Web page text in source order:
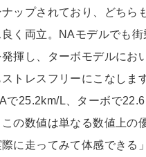
ップされており、どちら
良く両立。NAモデルでも
揮し、ターボモデルにお
トレスフリーにこなしま
で25.2km/L、ターボで
の数値は単なる数値上の
に走ってみて体感できる